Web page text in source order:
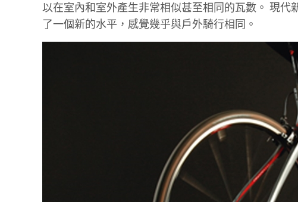
以在室內和室外產生非常相似甚至相同的瓦數。 現代
了一個新的水平，感覺幾乎與戶外騎行相同。